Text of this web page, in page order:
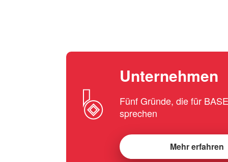
Unternehmen
Fünf Gründe, die für
sprechen
Mehr erfahren